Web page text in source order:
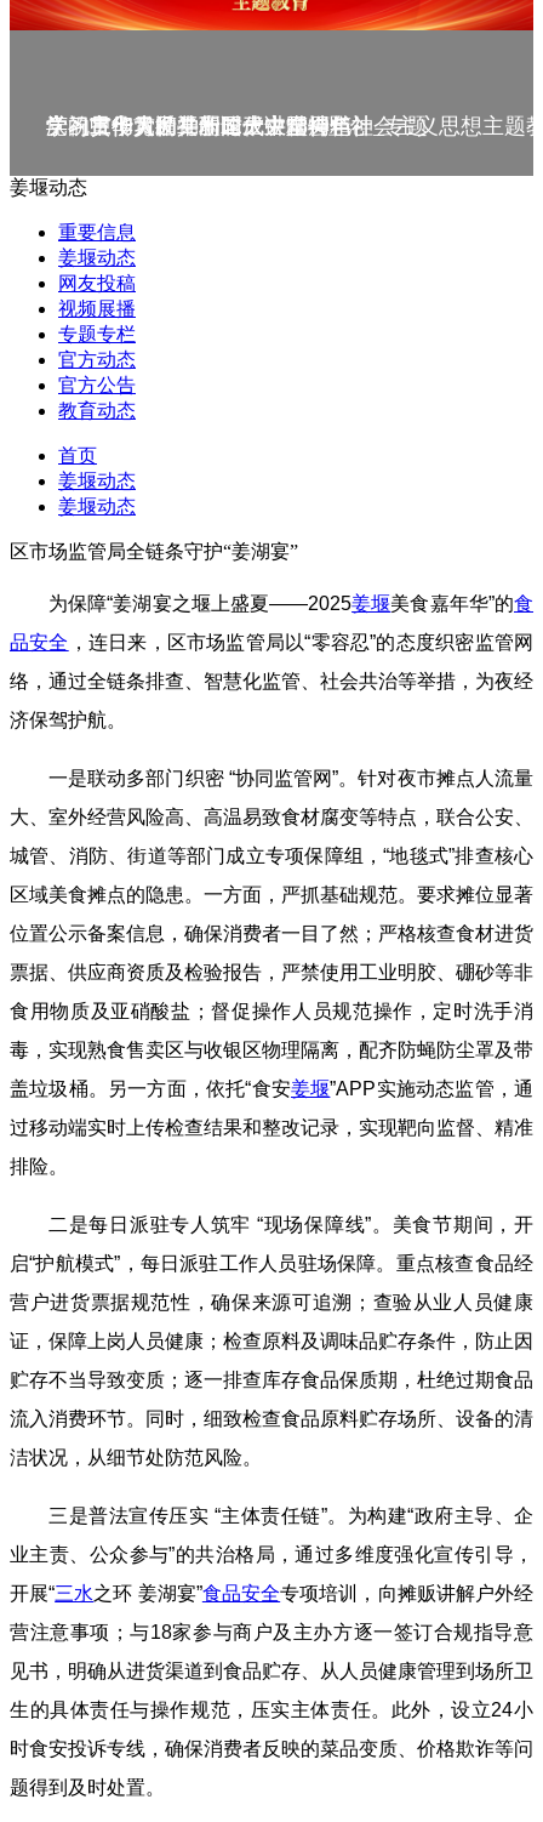
庆祝中华人民共和国成立75周年
学习贯彻党的二十届三中全会精神_专题
党的二十大精神理论大讲堂--理论
学习宣传贯彻党的二十大精神
学习贯彻习近平新时代中国特色社会主义思想主题
姜堰动态
重要信息
姜堰动态
网友投稿
视频展播
专题专栏
官方动态
官方公告
教育动态
首页
姜堰动态
姜堰动态
区市场监管局全链条守护“姜湖宴”
为保障“姜湖宴之堰上盛夏——2025姜堰美食嘉年华”的食
品安全 ，连日来，区市场监管局以“零容忍”的态度织密监管网
络，通过全链条排查、智慧化监管、社会共治等举措，为夜经
济保驾护航。
一是联动多部门织密 “协同监管网”。针对夜市摊点人流量
大、室外经营风险高、高温易致食材腐变等特点，联合公安、
城管、消防、街道等部门成立专项保障组，“地毯式”排查核心
区域美食摊点的隐患。一方面，严抓基础规范。要求摊位显著
位置公示备案信息，确保消费者一目了然；严格核查食材进货
票据、供应商资质及检验报告，严禁使用工业明胶、硼砂等非
食用物质及亚硝酸盐；督促操作人员规范操作，定时洗手消
毒，实现熟食售卖区与收银区物理隔离，配齐防蝇防尘罩及带
盖垃圾桶。另一方面，依托“食安姜堰”APP实施动态监管，通
过移动端实时上传检查结果和整改记录，实现靶向监督、精准
排险。
二是每日派驻专人筑牢 “现场保障线”。美食节期间，开
启“护航模式”，每日派驻工作人员驻场保障。重点核查食品经
营户进货票据规范性，确保来源可追溯；查验从业人员健康
证，保障上岗人员健康；检查原料及调味品贮存条件，防止因
贮存不当导致变质；逐一排查库存食品保质期，杜绝过期食品
流入消费环节。同时，细致检查食品原料贮存场所、设备的清
洁状况，从细节处防范风险。
三是普法宣传压实 “主体责任链”。为构建“政府主导、企
业主责、公众参与”的共治格局，通过多维度强化宣传引导，
开展“三水之环 姜湖宴”食品安全专项培训，向摊贩讲解户外经
营注意事项；与18家参与商户及主办方逐一签订合规指导意
见书，明确从进货渠道到食品贮存、从人员健康管理到场所卫
生的具体责任与操作规范，压实主体责任。此外，设立24小
时食安投诉专线，确保消费者反映的菜品变质、价格欺诈等问
题得到及时处置。